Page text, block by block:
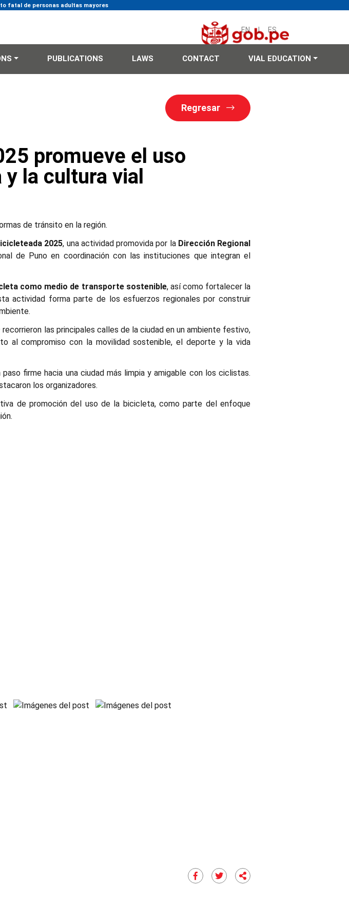
fatal de personas adultas mayores
EN | ES
PUBLICATIONS LAWS CONTACT VIAL EDUCATION
Regresar
promueve el uso
la cultura vial
de tránsito en la región.
2025, una actividad promovida por la Dirección Regional
de Puno en coordinación con las instituciones que integran el
como medio de transporte sostenible, así como fortalecer la
actividad forma parte de los esfuerzos regionales por construir
las principales calles de la ciudad en un ambiente festivo,
al compromiso con la movilidad sostenible, el deporte y la vida
firme hacia una ciudad más limpia y amigable con los ciclistas.
los organizadores.
de promoción del uso de la bicicleta, como parte del enfoque